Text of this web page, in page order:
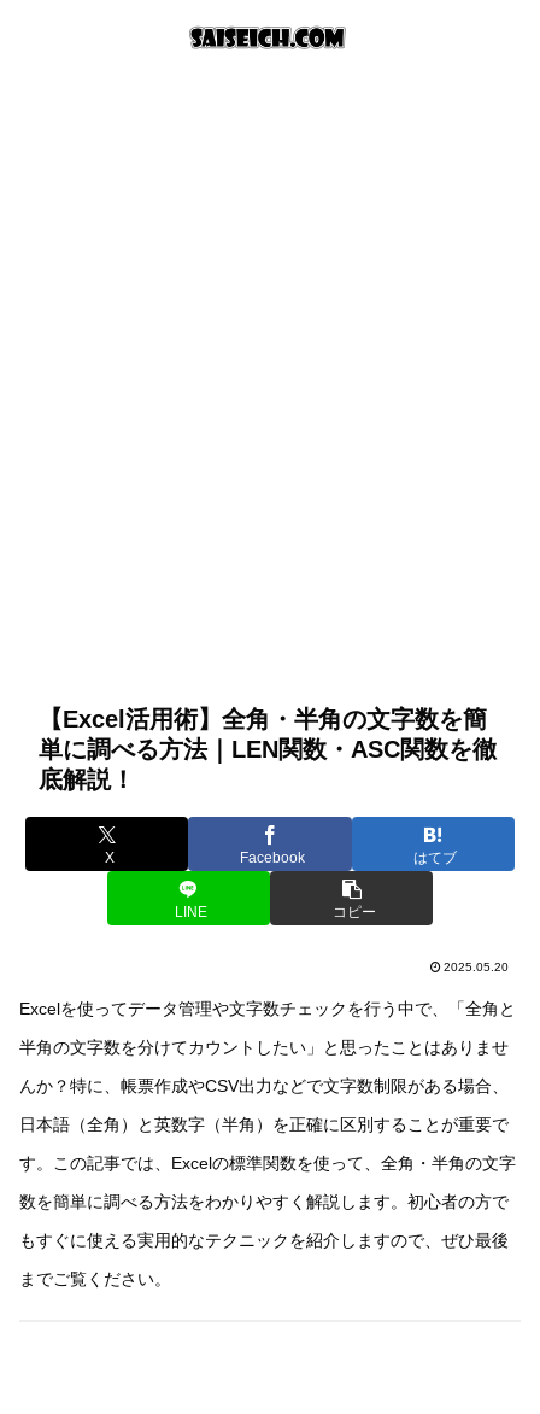
【Excel活用術】全角・半角の文字数を簡
単に調べる方法｜LEN関数・ASC関数を徹
底解説！
X Facebook はてブ
LINE コピー
2025.05.20
Excelを使ってデータ管理や文字数チェックを行う中で、「全角と
半角の文字数を分けてカウントしたい」と思ったことはありませ
んか？特に、帳票作成やCSV出力などで文字数制限がある場合、
日本語（全角）と英数字（半角）を正確に区別することが重要で
す。この記事では、Excelの標準関数を使って、全角・半角の文字
数を簡単に調べる方法をわかりやすく解説します。初心者の方で
もすぐに使える実用的なテクニックを紹介しますので、ぜひ最後
までご覧ください。